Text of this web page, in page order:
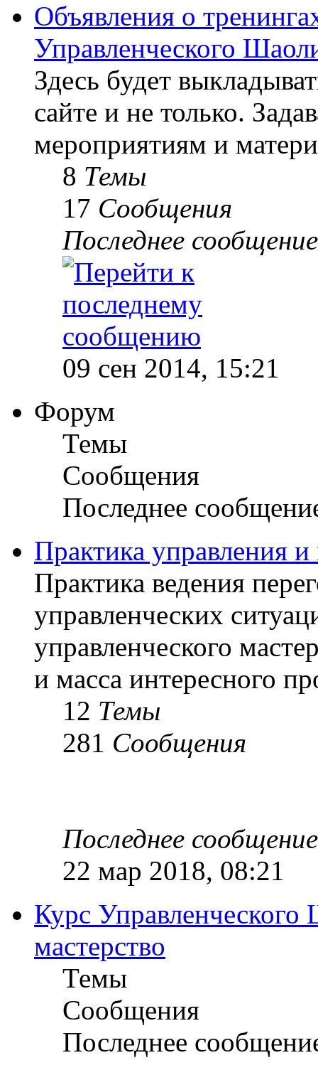
Объявления о
Управленческого
Здесь будет
сайте и не только.
мероприятиям и
8 Темы
17 Сообщения
Последнее сообщение
09 сен 2014, 15:21
Форум
Темы
Сообщения
Последнее
Практика управления и
Практика ведения
управленческих
управленческого
и масса интересного
12 Темы
281 Сообщения
Последнее сообщение
22 мар 2018, 08:21
Курс
мастерство
Темы
Сообщения
Последнее